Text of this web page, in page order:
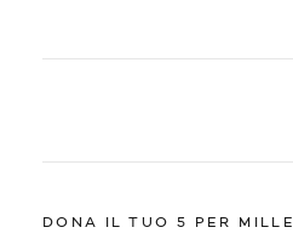
DONA IL TUO 5 PER MILLE